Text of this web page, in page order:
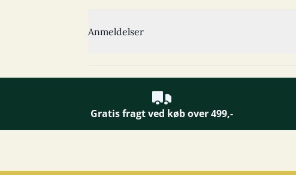
Anmeldelser
Gratis fragt ved køb over 499,-